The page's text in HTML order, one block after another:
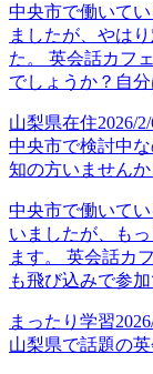
中央市で働いて
ましたが、やは
た。 英会話カフ
でしょうか？自
山梨県在住2026/
中央市で検討中
知の方いませんか
中央市で働いて
いましたが、も
ます。 英会話カ
も飛び込みで参
まったり学習
山梨県で話題の